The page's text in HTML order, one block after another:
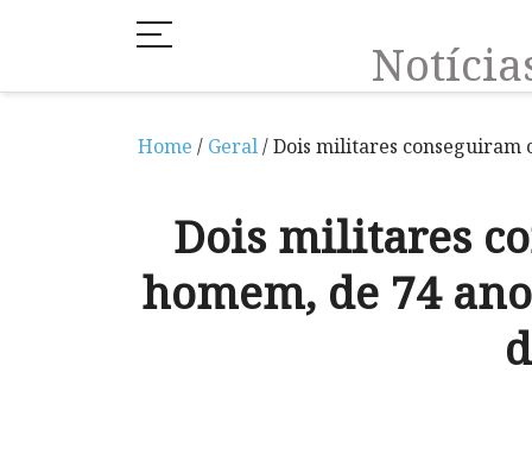
Home / Geral/ Dois militares conseguiram
Dois militares
homem, de 74